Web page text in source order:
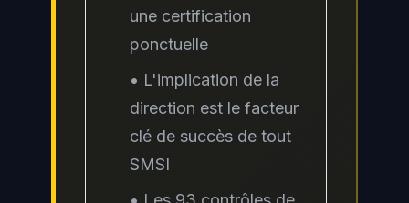
une certification
ponctuelle
• L'implication de la
direction est le facteur
clé de succès de tout
SMSI